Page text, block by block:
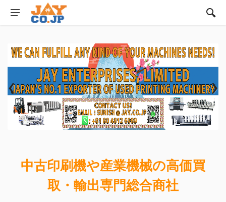
‹ ›
中古印刷機や産業機械の高価買
取・輸出専門総合商社